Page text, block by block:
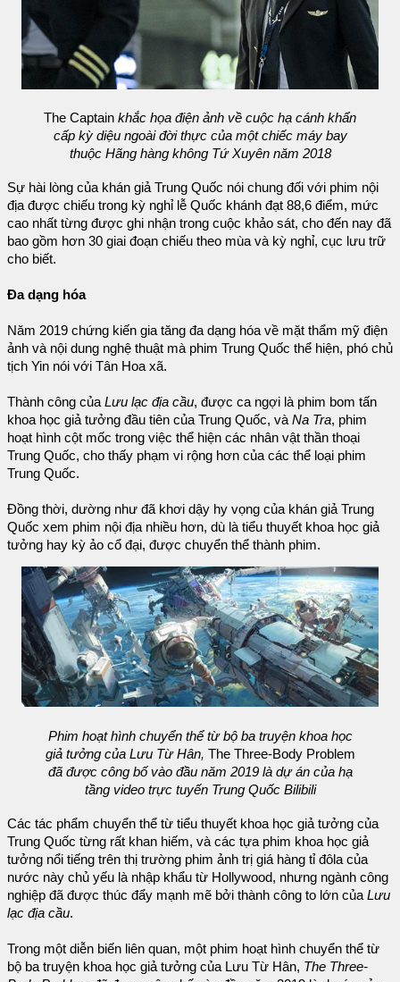
The Captain khắc họa điện ảnh về cuộc hạ cánh khẩn
cấp kỳ diệu ngoài đời thực của một chiếc máy bay
thuộc Hãng hàng không Tứ Xuyên năm 2018
Sự hài lòng của khán giả Trung Quốc nói chung đối với phim nội
địa được chiếu trong kỳ nghỉ lễ Quốc khánh đạt 88,6 điểm, mức
cao nhất từng được ghi nhận trong cuộc khảo sát, cho đến nay đã
bao gồm hơn 30 giai đoạn chiếu theo mùa và kỳ nghỉ, cục lưu trữ
cho biết.
Đa dạng hóa
Năm 2019 chứng kiến gia tăng đa dạng hóa về mặt thẩm mỹ điện
ảnh và nội dung nghệ thuật mà phim Trung Quốc thể hiện, phó chủ
tịch Yin nói với Tân Hoa xã.
Thành công của Lưu lạc địa cầu, được ca ngợi là phim bom tấn
khoa học giả tưởng đầu tiên của Trung Quốc, và Na Tra, phim
hoạt hình cột mốc trong việc thể hiện các nhân vật thần thoại
Trung Quốc, cho thấy phạm vi rộng hơn của các thể loại phim
Trung Quốc.
Đồng thời, dường như đã khơi dậy hy vọng của khán giả Trung
Quốc xem phim nội địa nhiều hơn, dù là tiểu thuyết khoa học giả
tưởng hay kỳ ảo cổ đại, được chuyển thể thành phim.
Phim hoạt hình chuyển thể từ bộ ba truyện khoa học
giả tưởng của Lưu Từ Hân, The Three-Body Problem
đã được công bố vào đầu năm 2019 là dự án của hạ
tầng video trực tuyến Trung Quốc Bilibili
Các tác phẩm chuyển thể từ tiểu thuyết khoa học giả tưởng của
Trung Quốc từng rất khan hiếm, và các tựa phim khoa học giả
tưởng nổi tiếng trên thị trường phim ảnh trị giá hàng tỉ đôla của
nước này chủ yếu là nhập khẩu từ Hollywood, nhưng ngành công
nghiệp đã được thúc đẩy mạnh mẽ bởi thành công to lớn của Lưu
lạc địa cầu.
Trong một diễn biến liên quan, một phim hoạt hình chuyển thể từ
bộ ba truyện khoa học giả tưởng của Lưu Từ Hân, The Three-